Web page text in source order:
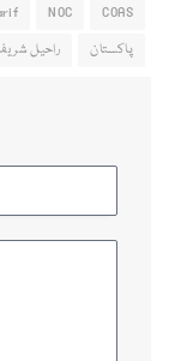
COAS
NOC
پاکستان
راحیل